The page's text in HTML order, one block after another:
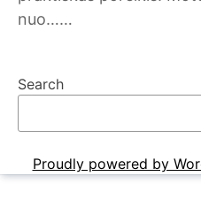
nuo……
Search
Proudly powered by